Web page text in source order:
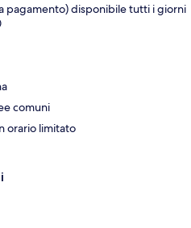
pagamento) disponibile tutti i giorni
comuni
orario limitato